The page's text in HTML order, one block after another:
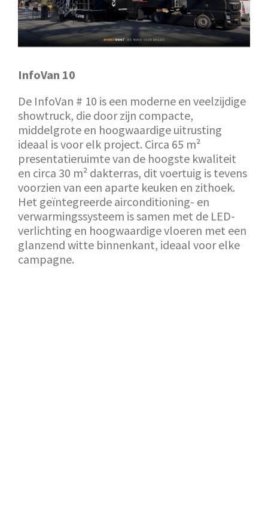
InfoVan 10
De InfoVan # 10 is een moderne en veelzijdige
showtruck, die door zijn compacte,
middelgrote en hoogwaardige uitrusting
ideaal is voor elk project. Circa 65 m²
presentatieruimte van de hoogste kwaliteit
en circa 30 m² dakterras, dit voertuig is tevens
voorzien van een aparte keuken en zithoek.
Het geïntegreerde airconditioning- en
verwarmingssysteem is samen met de LED-
verlichting en hoogwaardige vloeren met een
glanzend witte binnenkant, ideaal voor elke
campagne.